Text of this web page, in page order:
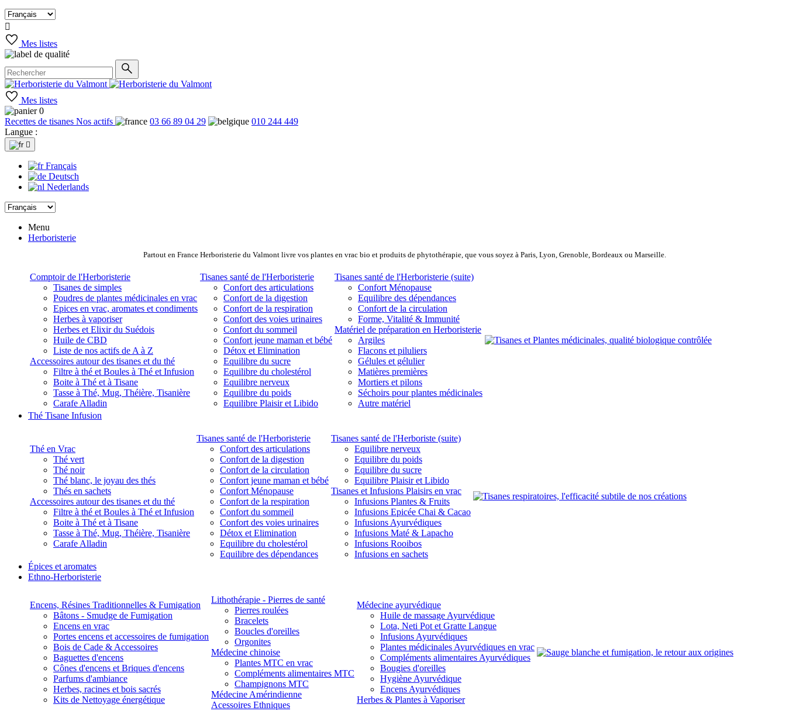

Mes listes
Mes listes
0
Recettes de tisanes Nos actifs 03 66 89 04 29
010 244 449
Langue :

Français
Deutsch
Nederlands
Menu
Herboristerie
Partout en France Herboristerie du Valmont livre vos plantes en vrac bio et produits de phytothérapie, que vous soyez à Paris, Lyon, Grenoble, Bordeaux ou Marseille.
Comptoir de l'Herboristerie
Tisanes de simples
Poudres de plantes médicinales en vrac
Epices en vrac, aromates et condiments
Herbes à vaporiser
Herbes et Elixir du Suédois
Huile de CBD
Liste de nos actifs de A à Z
Accessoires autour des tisanes et du thé
Filtre à thé et Boules à Thé et Infusion
Boite à Thé et à Tisane
Tasse à Thé, Mug, Théière, Tisanière
Carafe Alladin
Tisanes santé de l'Herboristerie
Confort des articulations
Confort de la digestion
Confort de la respiration
Confort des voies urinaires
Confort du sommeil
Confort jeune maman et bébé
Détox et Elimination
Equilibre du sucre
Equilibre du cholestérol
Equilibre nerveux
Equilibre du poids
Equilibre Plaisir et Libido
Tisanes santé de l'Herboristerie (suite)
Confort Ménopause
Equilibre des dépendances
Confort de la circulation
Forme, Vitalité & Immunité
Matériel de préparation en Herboristerie
Argiles
Flacons et piluliers
Gélules et gélulier
Matières premières
Mortiers et pilons
Séchoirs pour plantes médicinales
Autre matériel
Thé Tisane Infusion
Thé en Vrac
Thé vert
Thé noir
Thé blanc, le joyau des thés
Thés en sachets
Accessoires autour des tisanes et du thé
Filtre à thé et Boules à Thé et Infusion
Boite à Thé et à Tisane
Tasse à Thé, Mug, Théière, Tisanière
Carafe Alladin
Tisanes santé de l'Herboristerie
Confort des articulations
Confort de la digestion
Confort de la circulation
Confort jeune maman et bébé
Confort Ménopause
Confort de la respiration
Confort du sommeil
Confort des voies urinaires
Détox et Elimination
Equilibre du cholestérol
Equilibre des dépendances
Tisanes santé de l'Herboriste (suite)
Equilibre nerveux
Equilibre du poids
Equilibre du sucre
Equilibre Plaisir et Libido
Tisanes et Infusions Plaisirs en vrac
Infusions Plantes & Fruits
Infusions Epicée Chai & Cacao
Infusions Ayurvédiques
Infusions Maté & Lapacho
Infusions Rooibos
Infusions en sachets
Épices et aromates
Ethno-Herboristerie
Encens, Résines Traditionnelles & Fumigation
Bâtons - Smudge de Fumigation
Encens en vrac
Portes encens et accessoires de fumigation
Bois de Cade & Accessoires
Baguettes d'encens
Cônes d'encens et Briques d'encens
Parfums d'ambiance
Herbes, racines et bois sacrés
Kits de Nettoyage énergétique
Lithothérapie - Pierres de santé
Pierres roulées
Bracelets
Boucles d'oreilles
Orgonites
Médecine chinoise
Plantes MTC en vrac
Compléments alimentaires MTC
Champignons MTC
Médecine Amérindienne
Acessoires Ethniques
Médecine ayurvédique
Huile de massage Ayurvédique
Lota, Neti Pot et Gratte Langue
Infusions Ayurvédiques
Plantes médicinales Ayurvédiques en vrac
Compléments alimentaires Ayurvédiques
Bougies d'oreilles
Hygiène Ayurvédique
Encens Ayurvédiques
Herbes & Plantes à Vaporiser